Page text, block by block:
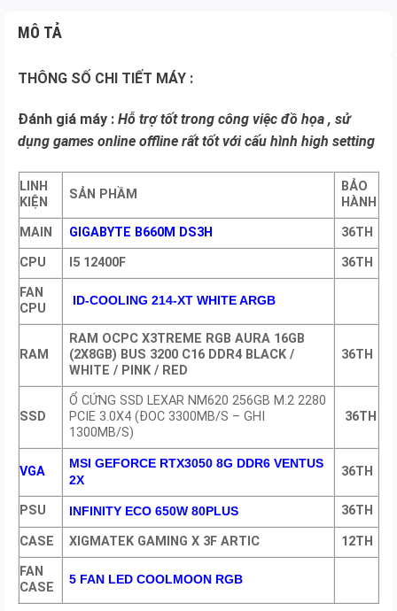
MÔ TẢ
THÔNG SỐ CHI TIẾT MÁY :
Đánh giá máy : Hỗ trợ tốt trong công việc đồ họa , sử
dụng games online offline rất tốt với cấu hình high setting
LINH
KIỆN
SẢN PHẦM
BẢO
HÀNH
MAIN
GIGABYTE B660M DS3H
36TH
CPU
I5 12400F
36TH
FAN
CPU
ID-COOLING 214-XT WHITE ARGB
RAM
RAM OCPC X3TREME RGB AURA 16GB
(2X8GB) BUS 3200 C16 DDR4 BLACK /
WHITE / PINK / RED
36TH
SSD
Ổ CỨNG SSD LEXAR NM620 256GB M.2 2280
PCIE 3.0X4 (ĐOC 3300MB/S – GHI
1300MB/S)
36TH
VGA
MSI GEFORCE RTX3050 8G DDR6 VENTUS
2X
36TH
PSU INFINITY ECO 650W 80PLUS 36TH
CASE XIGMATEK GAMING X 3F ARTIC
12TH
FAN
CASE
5 FAN LED COOLMOON RGB